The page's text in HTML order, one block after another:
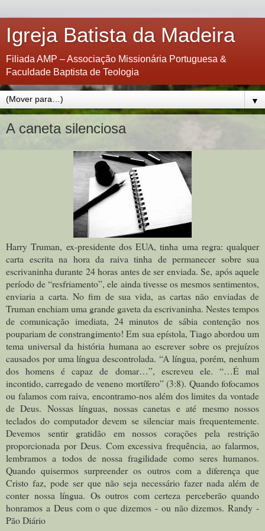
Igreja Batista da Madeira
Filiada AMP – Associação Missionária Portuguesa &
Faculdade Baptista de Teologia
▼
A caneta silenciosa
Harry Truman, ex-presidente dos EUA, tinha uma regra: qualquer
carta escrita na hora da raiva tinha de permanecer sobre sua
escrivaninha durante 24 horas antes de ser enviada. Se, após aquele
período de “resfriamento”, ele ainda tivesse os mesmos sentimentos,
enviaria a carta. No fim de sua vida, as cartas não enviadas de
Truman enchiam uma grande gaveta da escrivaninha. Nestes tempos
de comunicação imediata, 24 minutos de sábia contenção nos
poupariam de constrangimento! Em sua epístola, Tiago abordou um
tema universal da história humana ao escrever sobre os prejuízos
causados por uma língua descontrolada. “A língua, porém, nenhum
dos homens é capaz de domar…”, escreveu ele. “…É mal
incontido, carregado de veneno mortífero” (3:8). Quando fofocamos
ou falamos com raiva, encontramo-nos além dos limites da vontade
de Deus. Nossas línguas, nossas canetas e até mesmo nossos
teclados do computador devem se silenciar mais frequentemente.
Devemos sentir gratidão em nossos corações pela restrição
proporcionada por Deus. Com excessiva frequência, ao falarmos,
lembramos a todos de nossa fragilidade como seres humanos.
Quando quisermos surpreender os outros com a diferença que
Cristo faz, pode ser que não seja necessário fazer nada além de
conter nossa língua. Os outros com certeza perceberão quando
honramos a Deus com o que dizemos - ou não dizemos. Randy -
Pão Diário